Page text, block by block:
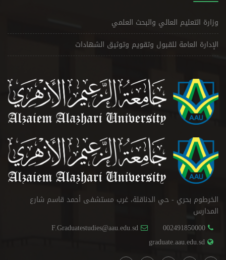
وزارة التعليم العالي والبحث العلمي
الإدارة العامة للقبول وتقويم وتوثيق الشهادات
الخرطوم بحري - حي الدناقلة، غرب مستشفى أحمد قاسم شارع
المدارس
002491850000
F.Graduatestudies@aau.edu.sd
graduate.aau.edu.sd